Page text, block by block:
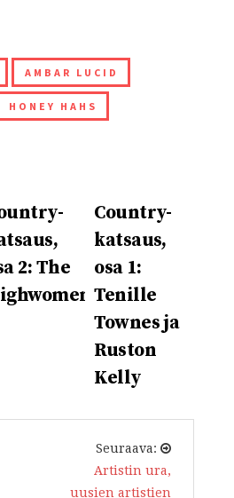
AMBAR LUCID
HONEY HAHS
2: The
Country-
katsaus,
osa 1:
Tenille
Townes ja
Ruston
Kelly
Seuraava:
Artistin ura,
uusien artistien